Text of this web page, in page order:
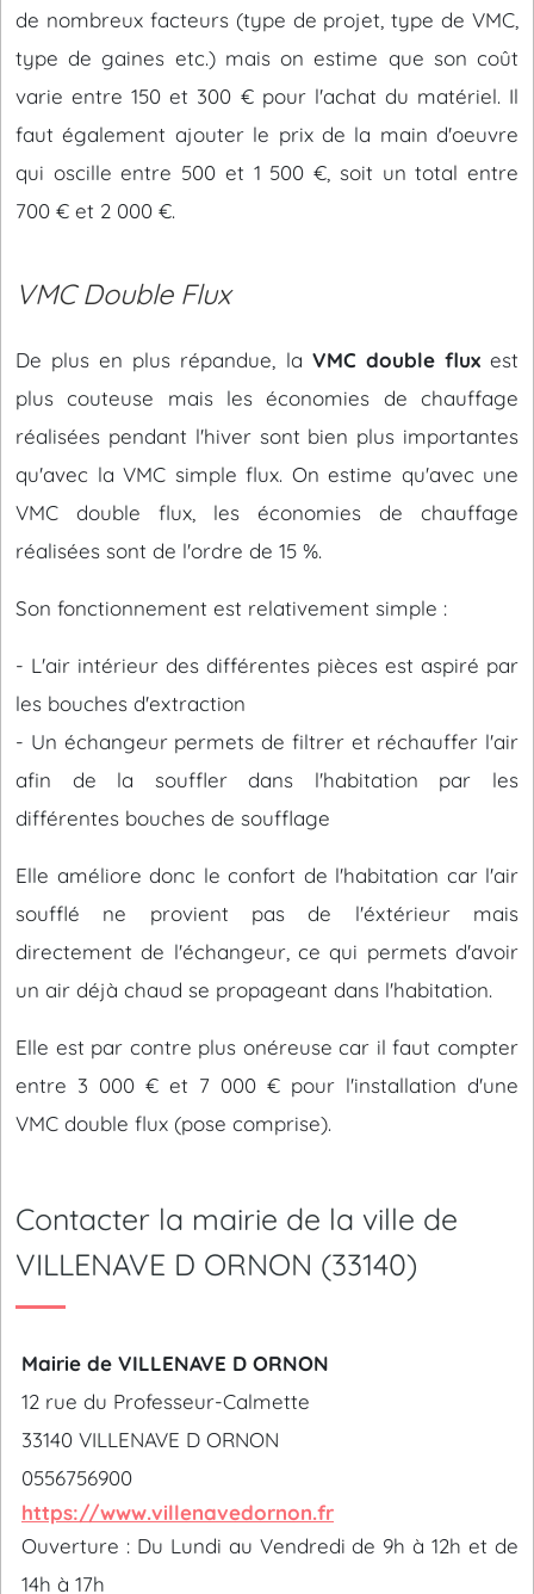
de nombreux facteurs (type de projet, type de VMC,
type de gaines etc.) mais on estime que son coût
varie entre 150 et 300 € pour l'achat du matériel. Il
faut également ajouter le prix de la main d'oeuvre
qui oscille entre 500 et 1 500 €, soit un total entre
700 € et 2 000 €.
VMC Double Flux
De plus en plus répandue, la VMC double fluxest
plus couteuse mais les économies de chauffage
réalisées pendant l'hiver sont bien plus importantes
qu'avec la VMC simple flux. On estime qu'avec une
VMC double flux, les économies de chauffage
réalisées sont de l'ordre de 15 %.
Son fonctionnement est relativement simple :
- L'air intérieur des différentes pièces est aspiré par
les bouches d'extraction
- Un échangeur permets de filtrer et réchauffer l'air
afin de la souffler dans l'habitation par les
différentes bouches de soufflage
Elle améliore donc le confort de l'habitation car l'air
soufflé ne provient pas de l'éxtérieur mais
directement de l'échangeur, ce qui permets d'avoir
un air déjà chaud se propageant dans l'habitation.
Elle est par contre plus onéreuse car il faut compter
entre 3 000 € et 7 000 € pour l'installation d'une
VMC double flux (pose comprise).
Contacter la mairie de la ville de
VILLENAVE D ORNON (33140)
Mairie de VILLENAVE D ORNON
12 rue du Professeur-Calmette
33140 VILLENAVE D ORNON
0556756900
https://www.villenavedornon.fr
Ouverture : Du Lundi au Vendredi de 9h à 12h et de
14h à 17h